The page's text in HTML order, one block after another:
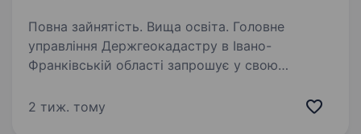
Повна зайнятість. Вища освіта. Головне
управління Держгеокадастру в Івано-
Франківській області запрошує у свою
сьогодні! Повна назва посади: головний
2 тиж. тому